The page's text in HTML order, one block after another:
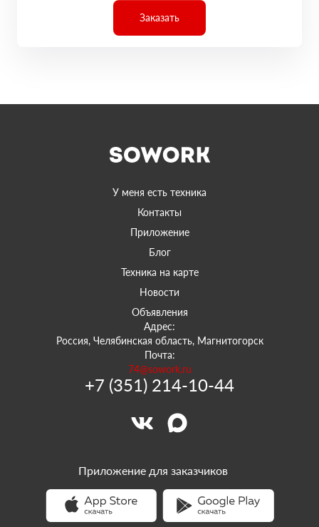
Заказать
У меня есть техника
Контакты
Приложение
Блог
Техника на карте
Новости
Объявления
Адрес:
Россия, Челябинская область, Магнитогорск
Почта:
74@sowork.ru
+7 (351) 214-10-44
Приложение для заказчиков